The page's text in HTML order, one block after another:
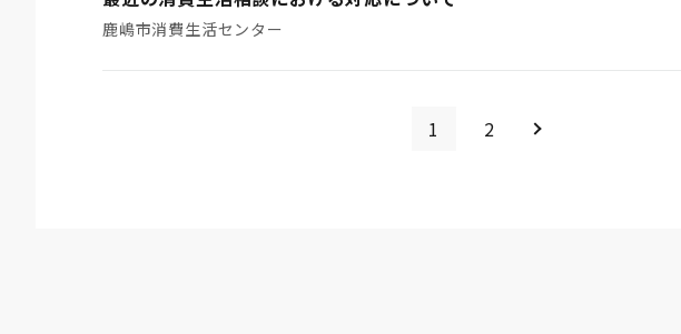
鹿嶋市消費生活センター
1 2